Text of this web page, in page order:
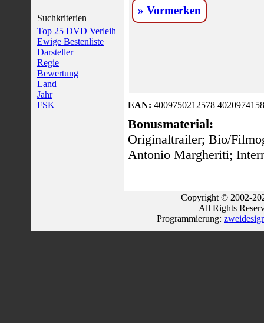
Suchkriterien
Top 25 DVD Verleih
Ewige Bestenliste
Darsteller
Regie
Bewertung
Land
Jahr
FSK
» Vormerken
EAN: 4009750212578
Bonusmaterial:
Originaltrailer; Bio/
Antonio Margheriti;
Copyright © 2002-
All Rights
Programmierung: